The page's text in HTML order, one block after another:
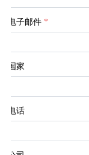
电子邮件 *
国家
电话